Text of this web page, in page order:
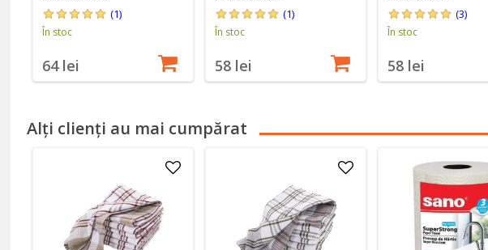
(1)
În stoc
64 lei
(1)
În stoc
58 lei
(3)
În stoc
58 lei
Alți clienți au mai cumpărat